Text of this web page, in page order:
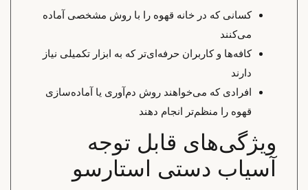
کسانی که در خانه قهوه را با روش مشخصی آماده
می‌کنند
کافه‌ها و کاربران حرفه‌ای‌تر که به ابزار تکمیلی نیاز
دارند
افرادی که می‌خواهند روش دم‌آوری یا آماده‌سازی
قهوه را منظم‌تر انجام دهند
ویژگی‌های قابل توجه
آسیاب دستی استارسو